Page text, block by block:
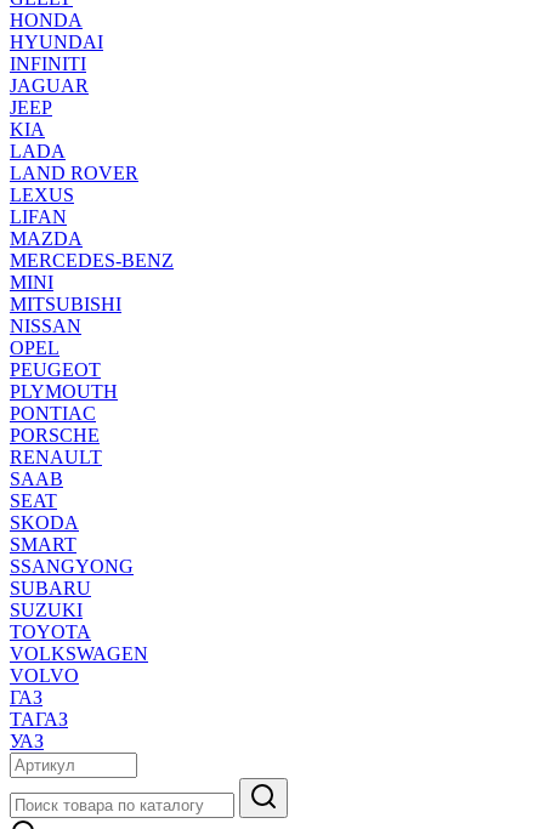
HONDA
HYUNDAI
INFINITI
JAGUAR
JEEP
KIA
LADA
LAND ROVER
LEXUS
LIFAN
MAZDA
MERCEDES-BENZ
MINI
MITSUBISHI
NISSAN
OPEL
PEUGEOT
PLYMOUTH
PONTIAC
PORSCHE
RENAULT
SAAB
SEAT
SKODA
SMART
SSANGYONG
SUBARU
SUZUKI
TOYOTA
VOLKSWAGEN
VOLVO
ГАЗ
ТАГАЗ
УАЗ